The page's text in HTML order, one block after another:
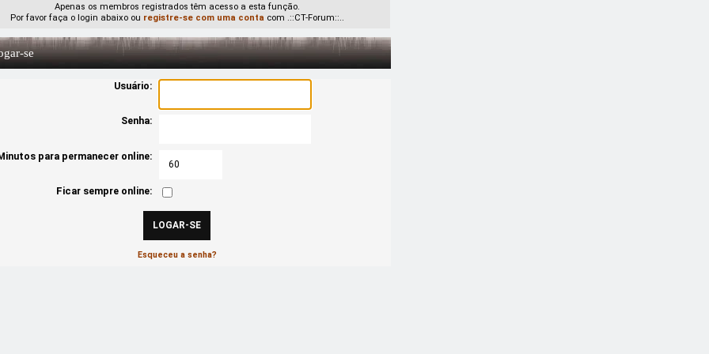
Apenas os membros registrados têm acesso a esta função.
Por favor faça o login abaixo ou registre-se com uma conta com .::CT-Forum::..
se
Usuário:
Senha:
para permanecer online:
Ficar sempre online:
Esqueceu a senha?